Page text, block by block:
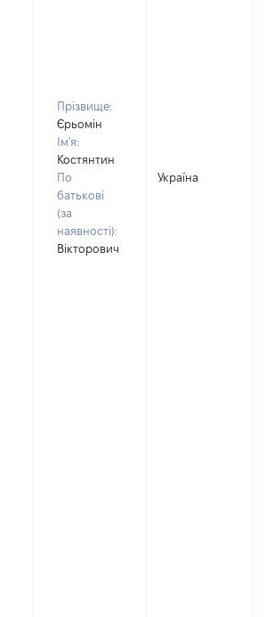
Прізвище:
Єрьомін
Ім'я:
Костянтин
По
батькові
(за
наявності):
Вікторович
Україна